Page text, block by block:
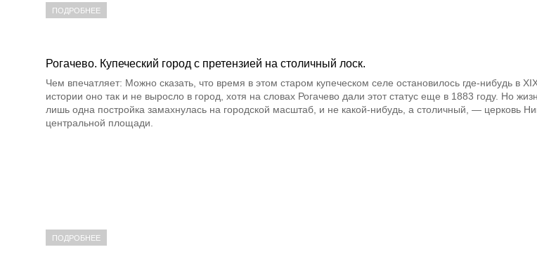
ПОДРОБНЕЕ
Рогачево. Купеческий город с претензией на столичный лоск.
Чем впечатляет: Можно сказать, что время в этом старом купеческом селе остановилось где-нибудь в
истории оно так и не выросло в город, хотя на словах Рогачево дали этот статус еще в 1883 году. Но
лишь одна постройка замахнулась на городской масштаб, и не какой-нибудь, а столичный, — церковь
центральной площади.
ПОДРОБНЕЕ